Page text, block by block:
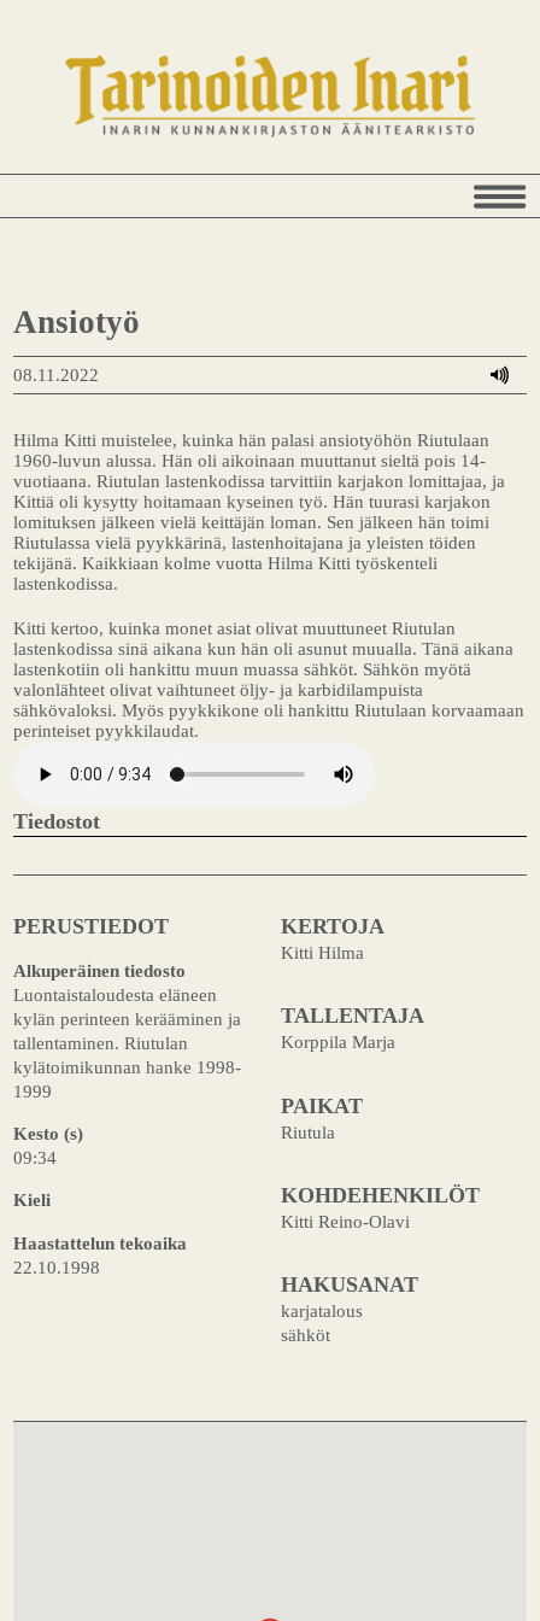
Ansiotyö
08.11.2022
Hilma Kitti muistelee, kuinka hän palasi ansiotyöhön Riutulaan
1960-luvun alussa. Hän oli aikoinaan muuttanut sieltä pois 14-
vuotiaana. Riutulan lastenkodissa tarvittiin karjakon lomittajaa, ja
Kittiä oli kysytty hoitamaan kyseinen työ. Hän tuurasi karjakon
lomituksen jälkeen vielä keittäjän loman. Sen jälkeen hän toimi
Riutulassa vielä pyykkärinä, lastenhoitajana ja yleisten töiden
tekijänä. Kaikkiaan kolme vuotta Hilma Kitti työskenteli
lastenkodissa.
Kitti kertoo, kuinka monet asiat olivat muuttuneet Riutulan
lastenkodissa sinä aikana kun hän oli asunut muualla. Tänä aikana
lastenkotiin oli hankittu muun muassa sähköt. Sähkön myötä
valonlähteet olivat vaihtuneet öljy- ja karbidilampuista
sähkövaloksi. Myös pyykkikone oli hankittu Riutulaan korvaamaan
perinteiset pyykkilaudat.
Tiedostot
PERUSTIEDOT
Alkuperäinen tiedosto
Luontaistaloudesta eläneen
kylän perinteen kerääminen ja
tallentaminen. Riutulan
kylätoimikunnan hanke 1998-
1999
Kesto (s)
09:34
Kieli
Haastattelun tekoaika
22.10.1998
KERTOJA
Kitti Hilma
TALLENTAJA
Korppila Marja
PAIKAT
Riutula
KOHDEHENKILÖT
Kitti Reino-Olavi
HAKUSANAT
karjatalous
sähköt